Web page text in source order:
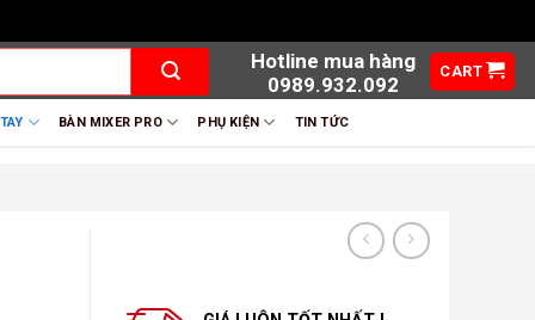
Hotline mua hàng
0989.932.092
CART
BÀN MIXER PRO PHỤ KIỆN TIN TỨC